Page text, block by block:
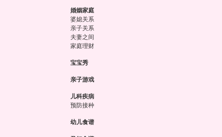
婚姻家庭
婆媳关系
亲子关系
夫妻之间
家庭理财
宝宝秀
亲子游戏
儿科疾病
预防接种
幼儿食谱